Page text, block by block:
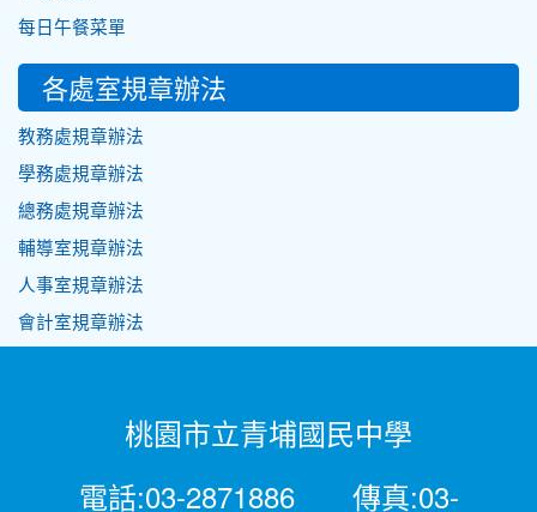
每日午餐菜單
各處室規章辦法
教務處規章辦法
學務處規章辦法
總務處規章辦法
輔導室規章辦法
人事室規章辦法
會計室規章辦法
桃園市立青埔國民中學
電話:03-2871886 傳真:03-